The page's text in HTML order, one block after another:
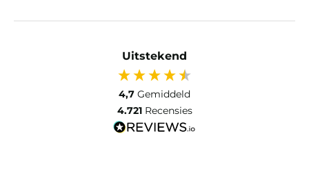
Uitstekend
4,7 Gemiddeld
4.721 Recensies